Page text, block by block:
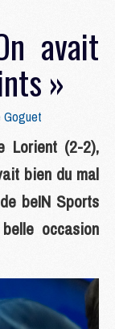
avait
»
Goguet
Lorient (2-2),
bien du mal
beIN Sports
occasion